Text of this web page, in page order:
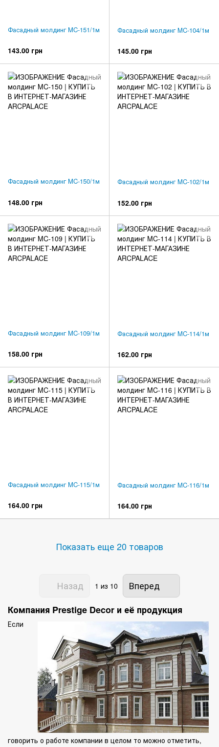
Фасадный молдинг MC-151/1м
143.00 грн
Фасадный молдинг MC-104/1м
145.00 грн
Фасадный молдинг MC-150/1м
148.00 грн
Фасадный молдинг MC-102/1м
152.00 грн
Фасадный молдинг MC-109/1м
158.00 грн
Фасадный молдинг MC-114/1м
162.00 грн
Фасадный молдинг MC-115/1м
164.00 грн
Фасадный молдинг MC-116/1м
164.00 грн
Показать еще 20 товаров
Назад 1 из 10
Вперед
Компания Prestige Decor и её продукция
Если
говорить о работе компании в целом то можно отметить,